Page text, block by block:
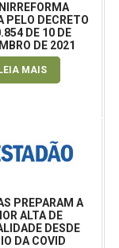
PELO DECRETO
DE 10 DE
DE 2021
LEIA MAIS
PREPARAM A
ALTA DE
DESDE
DA COVID